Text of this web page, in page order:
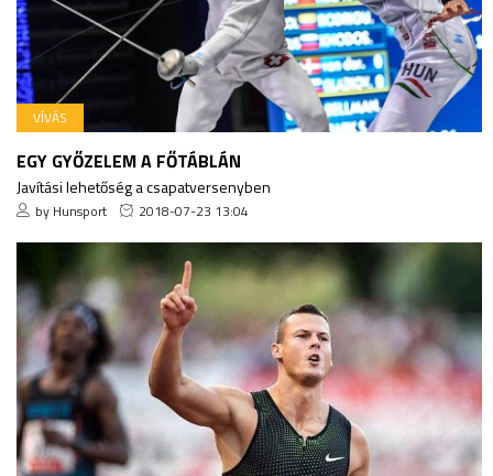
VÍVÁS
EGY GYŐZELEM A FŐTÁBLÁN
Javítási lehetőség a csapatversenyben
by Hunsport 2018-07-23 13:04